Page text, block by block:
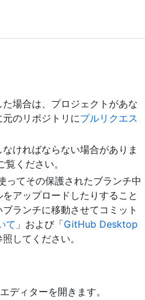
場合は、プロジェクトがあな
のリポジトリにプルリクエス
ければならない場合がありま
覧ください。
ってその保護されたブランチ中
アップロードしたりすること
ランチに移動させてコミット
て 」および「GitHub Desktop
照してください。
ディターを開きます。